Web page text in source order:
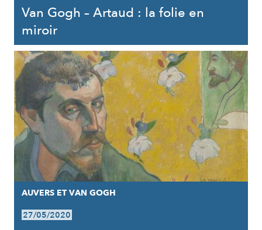
Van Gogh – Artaud : la folie en
miroir
AUVERS ET VAN GOGH
27/05/2020